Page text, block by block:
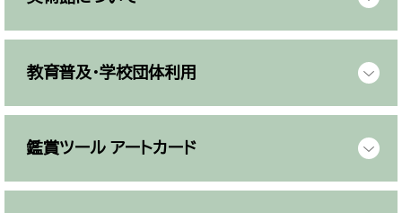
教育普及・学校団体利用
鑑賞ツール アートカード